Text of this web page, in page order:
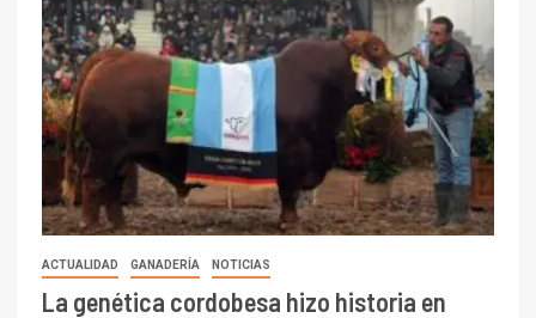
ACTUALIDAD GANADERÍA NOTICIAS
La genética cordobesa hizo historia en